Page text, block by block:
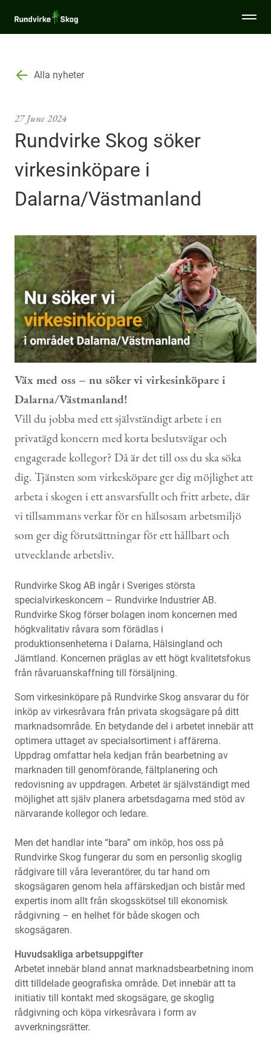
Rundvirke
Skog
Sälja virke
Miljö & Hållbarhet
Virkesinköpare
Aktuellt
Kontakt
Alla nyheter
27 June 2024
Rundvirke Skog söker
virkesinköpare i
Dalarna/Västmanland
Väx med oss – nu söker vi virkesinköpare i
Dalarna/Västmanland!
Vill du jobba med ett självständigt arbete i en
privatägd koncern med korta beslutsvägar och
engagerade kollegor? Då är det till oss du ska söka
dig. Tjänsten som virkesköpare ger dig möjlighet att
arbeta i skogen i ett ansvarsfullt och fritt arbete, där
vi tillsammans verkar för en hälsosam arbetsmiljö
som ger dig förutsättningar för ett hållbart och
utvecklande arbetsliv.
Rundvirke Skog AB ingår i Sveriges största
specialvirkeskoncern – Rundvirke Industrier AB.
Rundvirke Skog förser bolagen inom koncernen med
högkvalitativ råvara som förädlas i
produktionsenheterna i Dalarna, Hälsingland och
Jämtland. Koncernen präglas av ett högt kvalitetsfokus
från råvaruanskaffning till försäljning.
Som virkesinköpare på Rundvirke Skog ansvarar du för
inköp av virkesråvara från privata skogsägare på ditt
marknadsområde. En betydande del i arbetet innebär att
optimera uttaget av specialsortiment i affärerna.
Uppdrag omfattar hela kedjan från bearbetning av
marknaden till genomförande, fältplanering och
redovisning av uppdragen. Arbetet är självständigt med
möjlighet att själv planera arbetsdagarna med stöd av
närvarande kollegor och ledare.
Men det handlar inte “bara” om inköp, hos oss på
Rundvirke Skog fungerar du som en personlig skoglig
rådgivare till våra leverantörer, du tar hand om
skogsägaren genom hela affärskedjan och bistår med
expertis inom allt från skogsskötsel till ekonomisk
rådgivning – en helhet för både skogen och
skogsägaren.
Huvudsakliga arbetsuppgifter
Arbetet innebär bland annat marknadsbearbetning inom
ditt tilldelade geografiska område. Det innebär att ta
initiativ till kontakt med skogsägare, ge skoglig
rådgivning och köpa virkesråvara i form av
avverkningsrätter.